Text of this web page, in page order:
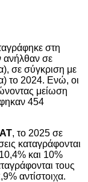
στη
ανήλθαν σε
σε σύγκριση με
το 2024. Ενώ, οι
μείωση
454
, το 2025 σε
καταγράφονται
και 10%
τους
αντίστοιχα.